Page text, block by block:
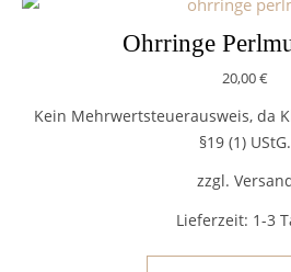
Ohrringe
20,00€
Kein Mehrwertsteuerausweis, da
§19 (1) UStG.
zzgl. Versand
Lieferzeit: 1-3